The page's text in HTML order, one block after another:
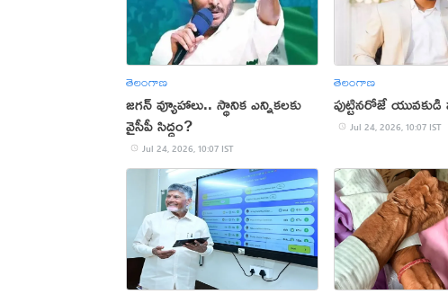
తెలంగాణ
జగన్ వ్యూహాలు.. స్థానిక ఎన్నికలకు
వైసీపీ సిద్ధం?
Jul 24, 2026, 10:07 IST
తెలంగాణ
పుట్టినరోజే
Jul 24, 2026, 10:07 IST